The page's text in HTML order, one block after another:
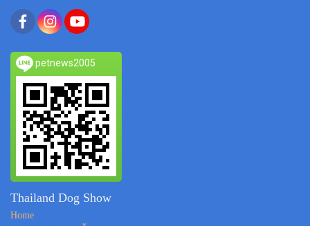
petnews2005
Thailand Dog Show
Home